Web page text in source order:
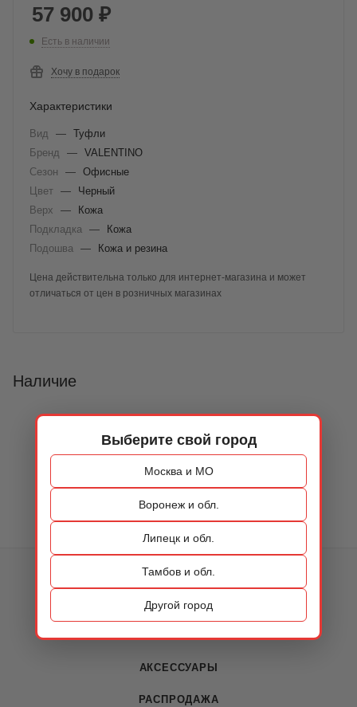
Выберите свой город
Москва и МО
Воронеж и обл.
Липецк и обл.
Тамбов и обл.
Другой город
57 900 ₽
Есть в наличии
Хочу в подарок
Характеристики
Вид — Туфли
Бренд
— VALENTINO
Сезон
— Офисные
Цвет —
Черный
Верх
—
Кожа
Подкладка
—
Кожа
Подошва
— Кожа и резина
Цена действительна только для интернет-магазина и может
отличаться от цен в розничных магазинах
Наличие
КАТАЛОГ
ОБУВЬ
СУМКИ
АКСЕССУАРЫ
РАСПРОДАЖА